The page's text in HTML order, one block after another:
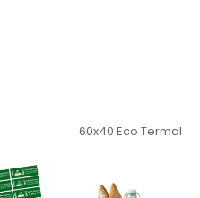
60x40 Eco Termal